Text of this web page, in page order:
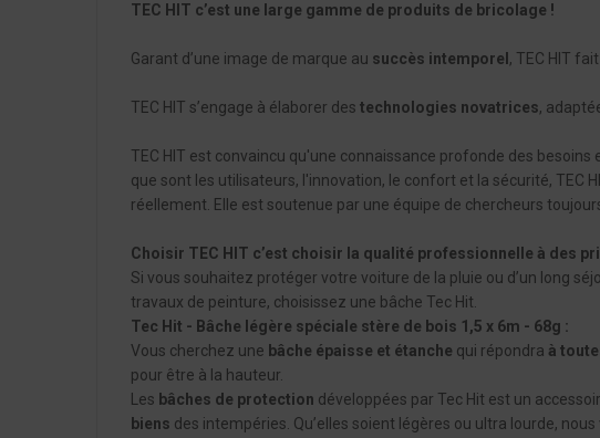
TEC HIT c’est une large gamme de produits de bricolage !
Garant d’une image de marque au succès intemporel , TEC HIT
TEC HIT s’engage à élaborer des technologies novatrices,
TEC HIT est convaincu qu'une connaissance profonde des
que sont les utilisateurs, l'innovation, le confort et la sécurité,
réellement. Elle est soutenue par une équipe de chercheurs
Choisir TEC HIT c’est choisir la qualité professionnelle à des
Si vous souhaitez protéger votre voiture de la pluie ou d’un long
travaux de peinture, choisissez une bâche Tec Hit.
Tec Hit - Bâche légère spéciale stère de bois 1,5 x 6m - 68g :
Vous cherchez une bâche épaisse et étanche qui répondra à
pour être à la hauteur.
Les bâches de protection développées par Tec Hit est un
biens des intempéries. Qu’elles soient légères ou ultra lourde,